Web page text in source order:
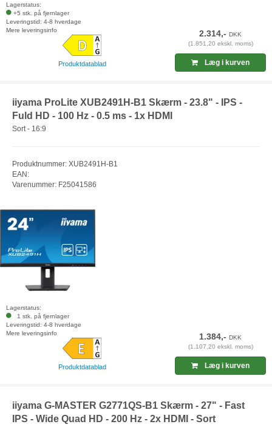
Lagerstatus:
+5 stk. på fjernlager
Leveringstid: 4-8 hverdage
Mere leveringsinfo
Produktdatablad
2.314,-DKK
(1.851,20 ekskl. moms)
Læg i kurven
iiyama ProLite XUB2491H-B1 Skærm - 23.8" - IPS -
Fuld HD - 100 Hz - 0.5 ms - 1x HDMI
Sort - 16:9
Produktnummer: XUB2491H-B1
EAN:
Varenummer: F25041586
Lagerstatus:
1 stk. på fjernlager
Leveringstid: 4-8 hverdage
Mere leveringsinfo
Produktdatablad
1.384,-DKK
(1.107,20 ekskl. moms)
Læg i kurven
iiyama G-MASTER G2771QS-B1 Skærm - 27" - Fast
IPS - Wide Quad HD - 200 Hz - 2x HDMI - Sort